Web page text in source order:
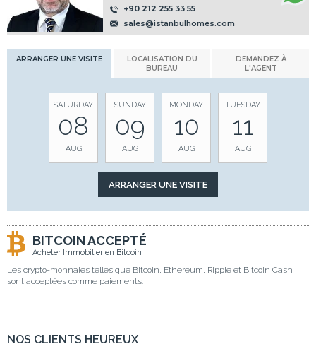
+90 212 255 33 55
sales@istanbulhomes.com
ARRANGER UNE VISITE
LOCALISATION DU
BUREAU
DEMANDEZ À
L'AGENT
SATURDAY
08
AUG
SUNDAY
09
AUG
MONDAY
10
AUG
TUESDAY
11
AUG
BITCOIN ACCEPTÉ
Acheter Immobilier en Bitcoin
Les crypto-monnaies telles que Bitcoin, Ethereum, Ripple et Bitcoin Cash
sont acceptées comme paiements.
NOS CLIENTS HEUREUX